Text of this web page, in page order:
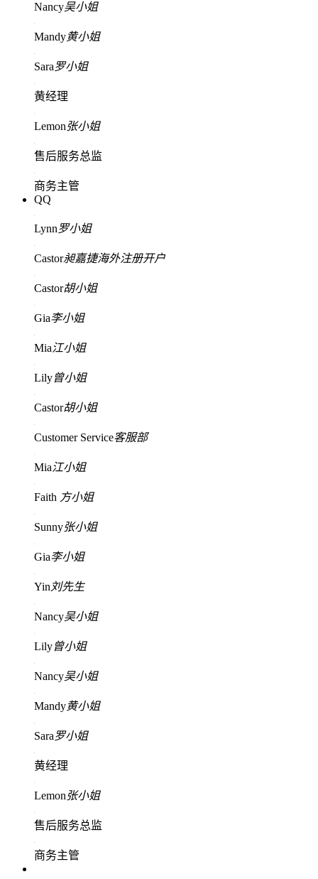
Nancy吴小姐
Mandy黄小姐
Sara罗小姐
黄经理
Lemon张小姐
售后服务总监
商务主管
QQ
Lynn罗小姐
Castor昶嘉捷海外注册开户
Castor胡小姐
Gia李小姐
Mia江小姐
Lily曾小姐
Castor胡小姐
Customer Service客服部
Mia江小姐
Faith 方小姐
Sunny张小姐
Gia李小姐
Yin 刘先生
Nancy吴小姐
Lily曾小姐
Nancy吴小姐
Mandy黄小姐
Sara罗小姐
黄经理
Lemon张小姐
售后服务总监
商务主管